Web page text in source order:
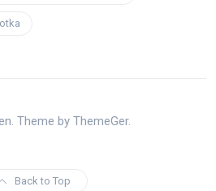
Theme by ThemeGer.
Back to Top